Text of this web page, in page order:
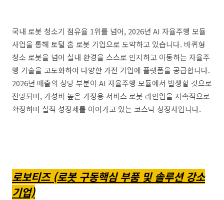
국내 로봇 청소기 점유율 1위를 넘어, 2026년 AI 자율주행 모듈
사업을 통해 토털 홈 로봇 기업으로 도약하고 있습니다. 바퀴형
청소 로봇을 넘어 실내 환경을 스스로 인지하고 이동하는 자율주
행 기술을 고도화하여 다양한 가전 기업에 플랫폼을 공급합니다.
2026년 매출의 상당 부분이 AI 자율주행 모듈에서 발생할 것으로
전망되며, 가성비 높은 가정용 서비스 로봇 라인업을 지속적으로
확장하며 실적 성장세를 이어가고 있는 코스닥 상장사입니다.
로보티즈 (로봇 구동핵심 부품 및 솔루션 강소
기업)